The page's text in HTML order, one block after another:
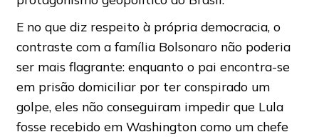
E no que diz respeito à própria democracia, o
contraste com a família Bolsonaro não poderia
ser mais flagrante: enquanto o pai encontra-se
em prisão domiciliar por ter conspirado um
golpe, eles não conseguiram impedir que Lula
fosse recebido em Washington como um chefe